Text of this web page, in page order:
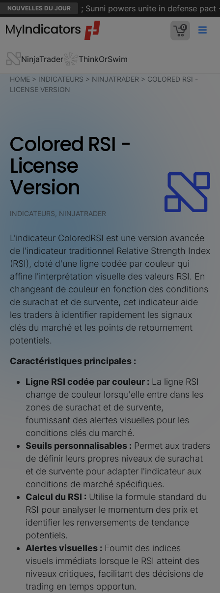
NOUVELLES DU JOUR
Strait of Hormuz; Sunni powers unite in defense pact -
0
NinjaTrader ThinkOrSwim
HOME > INDICATEURS > NINJATRADER > COLORED RSI -
LICENSE VERSION
Colored RSI -
License
Version
INDICATEURS, NINJATRADER
L'indicateur ColoredRSI est une version avancée
de l'indicateur traditionnel Relative Strength Index
(RSI), doté d'une ligne codée par couleur qui
affine l'interprétation visuelle des valeurs RSI. En
changeant de couleur en fonction des conditions
de surachat et de survente, cet indicateur aide
les traders à identifier rapidement les signaux
clés du marché et les points de retournement
potentiels.
Caractéristiques principales :
Ligne RSI codée par couleur : La ligne RSI
change de couleur lorsqu'elle entre dans les
zones de surachat et de survente,
fournissant des alertes visuelles pour les
conditions clés du marché.
Seuils personnalisables : Permet aux traders
de définir leurs propres niveaux de surachat
et de survente pour adapter l'indicateur aux
conditions de marché spécifiques.
Calcul du RSI : Utilise la formule standard du
RSI pour analyser le momentum des prix et
identifier les renversements de tendance
potentiels.
Alertes visuelles : Fournit des indices
visuels immédiats lorsque le RSI atteint des
niveaux critiques, facilitant des décisions de
trading en temps opportun.